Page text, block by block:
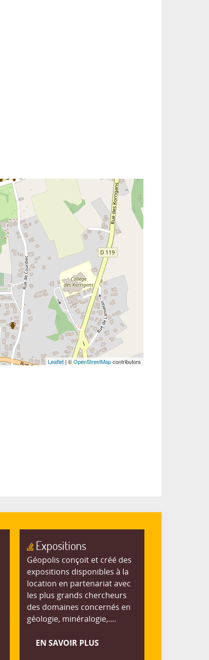
Leaflet | ©OpenStreetMapcontributors
Expositions
Géopolis conçoit et créé des
expositions disponibles à la
location en partenariat avec
les plus grands chercheurs
des domaines concernés en
géologie, minéralogie,....
EN SAVOIR PLUS